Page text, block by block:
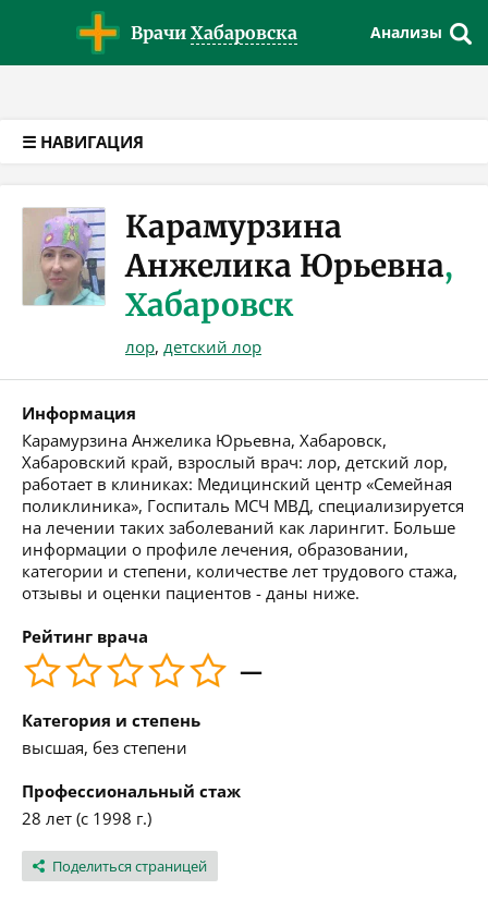
Врачи Хабаровска Анализы
☰ НАВИГАЦИЯ
Карамурзина
Анжелика Юрьевна,
Хабаровск
лор, детский лор
Информация
Карамурзина Анжелика Юрьевна, Хабаровск,
Хабаровский край, взрослый врач: лор, детский лор,
работает в клиниках: Медицинский центр «Семейная
поликлиника», Госпиталь МСЧ МВД, специализируется
на лечении таких заболеваний как ларингит. Больше
информации о профиле лечения, образовании,
категории и степени, количестве лет трудового стажа,
отзывы и оценки пациентов - даны ниже.
Рейтинг врача
—
Категория и степень
высшая, без степени
Профессиональный стаж
28 лет (с 1998 г.)
Поделиться страницей